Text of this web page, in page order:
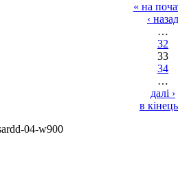
« на
‹ назад
…
32
33
34
…
далі ›
в